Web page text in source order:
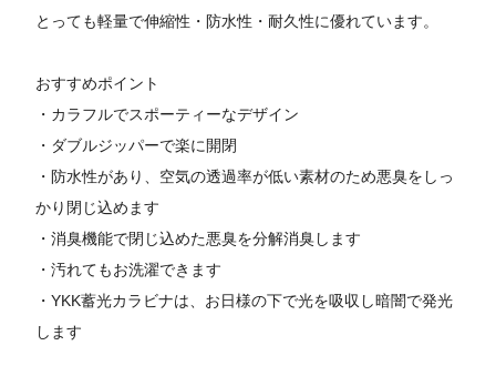
とっても軽量で伸縮性・防水性・耐久性に優れています。
おすすめポイント
・カラフルでスポーティーなデザイン
・ダブルジッパーで楽に開閉
・防水性があり、空気の透過率が低い素材のため悪臭をしっ
かり閉じ込めます
・消臭機能で閉じ込めた悪臭を分解消臭します
・汚れてもお洗濯できます
・YKK蓄光カラビナは、お日様の下で光を吸収し暗闇で発光
します